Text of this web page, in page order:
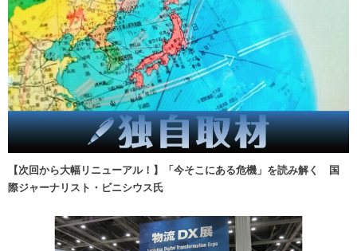
【次回から大幅リニューアル！】「今そこにある危機」を読み解く 国
際ジャーナリスト・ビニシウス氏